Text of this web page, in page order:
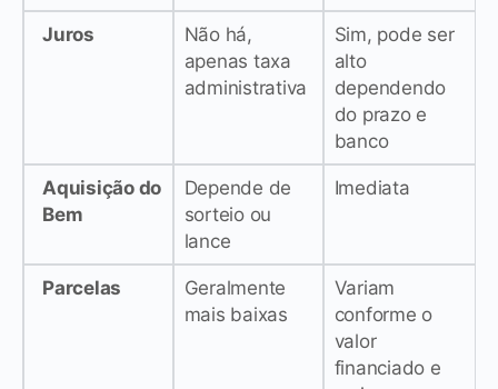
Juros
Não há,
apenas taxa
administrativa
Sim, pode ser
alto
dependendo
do prazo e
banco
Aquisição do
Bem
Depende de
sorteio ou
lance
Imediata
Parcelas
Geralmente
mais baixas
Variam
conforme o
valor
financiado e